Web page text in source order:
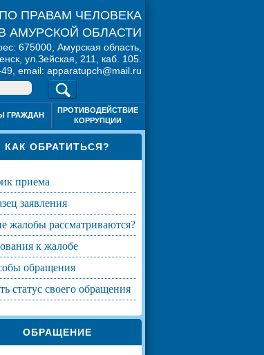
ПРАВАМ ЧЕЛОВЕКА
АМУРСКОЙ ОБЛАСТИ
675000, Амурская область,
ул.Зейская, 211, каб. 105.
email: apparatupch@mail.ru
ГРАЖДАН
ПРОТИВОДЕЙСТВИЕ
КОРРУПЦИИ
КАК ОБРАТИТЬСЯ?
приема
заявления
жалобы рассматриваются?
к жалобе
обращения
статус своего обращения
ОБРАЩЕНИЕ